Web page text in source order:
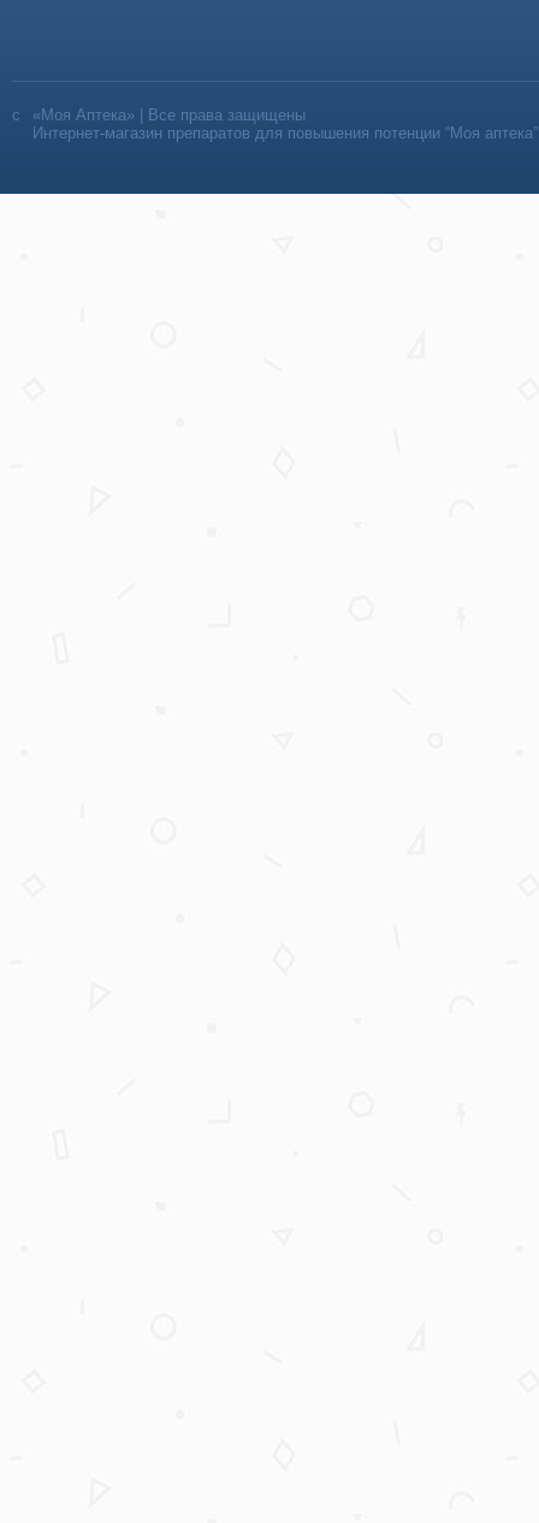
«Моя Аптека» | Все права защищены
Интернет-магазин препаратов для повышения потенции “Моя